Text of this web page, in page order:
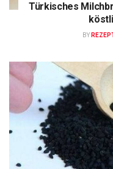
Türkisches
BY